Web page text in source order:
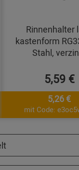
Rinnenhalter
kastenform
Stahl,
5,59 €
5,26 €
mit Code: